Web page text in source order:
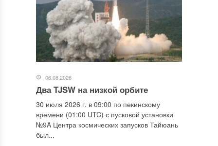
06.08.2026
Два TJSW на низкой орбите
30 июля 2026 г. в 09:00 по пекинскому
времени (01:00 UTC) с пусковой установки
№9A Центра космических запусков Тайюань
был...